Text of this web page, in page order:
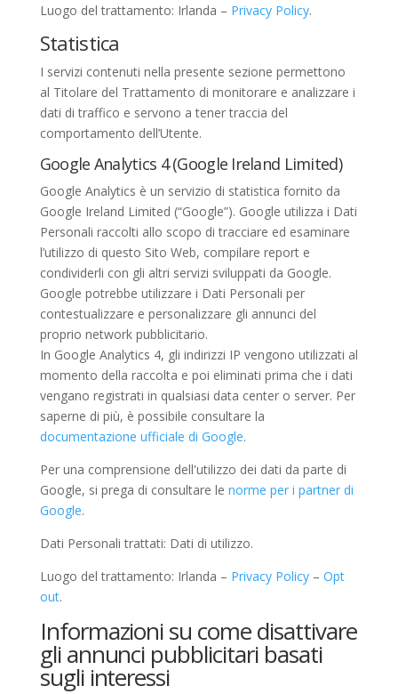
Luogo del trattamento: Irlanda – Privacy Policy.
Statistica
I servizi contenuti nella presente sezione permettono
al Titolare del Trattamento di monitorare e analizzare i
dati di traffico e servono a tener traccia del
comportamento dell’Utente.
Google Analytics 4 (Google Ireland Limited)
Google Analytics è un servizio di statistica fornito da
Google Ireland Limited (“Google”). Google utilizza i Dati
Personali raccolti allo scopo di tracciare ed esaminare
l’utilizzo di questo Sito Web, compilare report e
condividerli con gli altri servizi sviluppati da Google.
Google potrebbe utilizzare i Dati Personali per
contestualizzare e personalizzare gli annunci del
proprio network pubblicitario.
In Google Analytics 4, gli indirizzi IP vengono utilizzati al
momento della raccolta e poi eliminati prima che i dati
vengano registrati in qualsiasi data center o server. Per
saperne di più, è possibile consultare la
documentazione ufficiale di Google.
Per una comprensione dell'utilizzo dei dati da parte di
Google, si prega di consultare le norme per i partner di
Google.
Dati Personali trattati: Dati di utilizzo.
Luogo del trattamento: Irlanda – Privacy Policy– Opt
out.
Informazioni su come disattivare
gli annunci pubblicitari basati
sugli interessi